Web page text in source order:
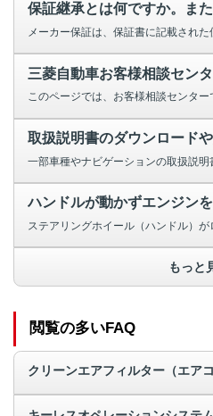
保証継承とは何ですか。ま
三菱自動車お客様相談セン
取扱説明書のダウンロード
ハンドルが動かずエンジン
もっと
閲覧の多いFAQ
クリーンエアフィルター（エア